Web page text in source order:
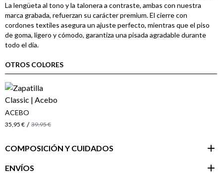
La lengüeta al tono y la talonera a contraste, ambas con nuestra
marca grabada, refuerzan su carácter premium. El cierre con
cordones textiles asegura un ajuste perfecto, mientras que el piso
de goma, ligero y cómodo, garantiza una pisada agradable durante
todo el día.
OTROS COLORES
ACEBO
35,95 € / 39,95 €
COMPOSICIÓN Y CUIDADOS
ENVÍOS